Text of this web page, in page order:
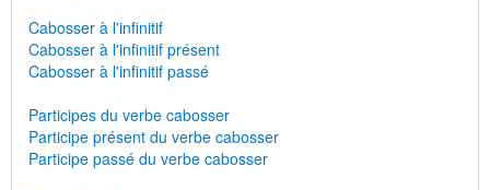
Cabosser à l'infinitif
Cabosser à l'infinitif présent
Cabosser à l'infinitif passé
Participes du verbe cabosser
Participe présent du verbe cabosser
Participe passé du verbe cabosser